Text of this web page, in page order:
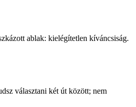
ablak: kielégítetlen kíváncsiság.
választani két út között; nem